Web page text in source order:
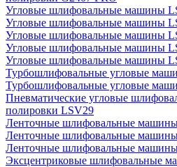
Угловые шлифовальные машины
Угловые шлифовальные машины
Угловые шлифовальные машины
Угловые шлифовальные машины
Угловые шлифовальные машины
Турбошлифовальные угловые
Турбошлифовальные угловые
Пневматические угловые
полировки LSV29
Ленточные шлифовальные
Ленточные шлифовальные
Ленточные шлифовальные
Эксцентриковые шлифовальные